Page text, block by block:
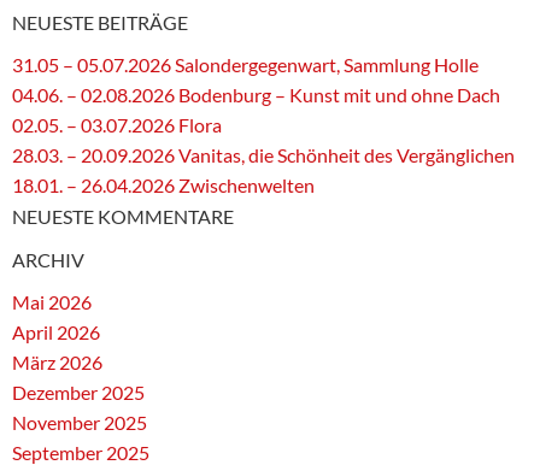
NEUESTE BEITRÄGE
31.05 – 05.07.2026 Salondergegenwart, Sammlung Holle
04.06. – 02.08.2026 Bodenburg – Kunst mit und ohne Dach
02.05. – 03.07.2026 Flora
28.03. – 20.09.2026 Vanitas, die Schönheit des Vergänglichen
18.01. – 26.04.2026 Zwischenwelten
NEUESTE KOMMENTARE
ARCHIV
Mai 2026
April 2026
März 2026
Dezember 2025
November 2025
September 2025